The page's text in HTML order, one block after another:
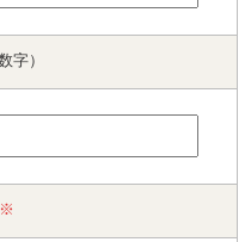
字）
※